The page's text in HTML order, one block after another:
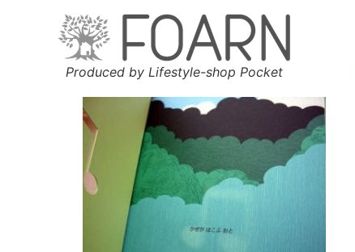
Produced by Lifestyle-shop Pocket